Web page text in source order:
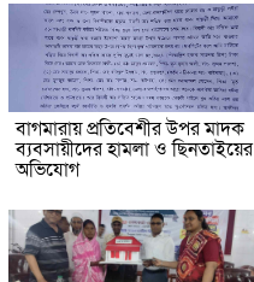
বাগমারায় প্রতিবেশীর উপর মাদক
ব্যবসায়ীদের হামলা ও ছিনতাইয়ের
অভিযোগ